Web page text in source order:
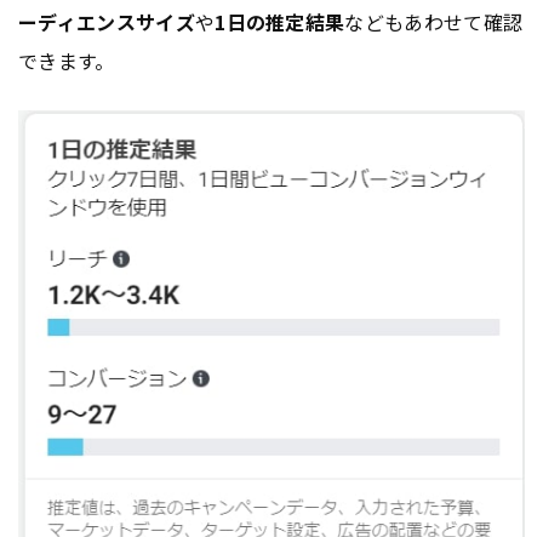
ーディエンスサイズや1日の推定結果などもあわせて確認
できます。